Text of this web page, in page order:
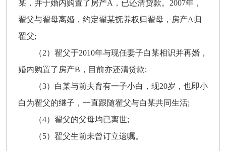
某，并于婚内购置了房产A，已还清贷款。2007年，
翟父与翟母离婚，约定翟某抚养权归翟母，房产A归
翟父;
（2）翟父于2010年与现任妻子白某相识并再婚，
婚内购置了房产B，目前亦还清贷款;
（3）白某与前夫育有一子小白，现20岁，也即小
白为翟父的继子，一直跟随翟父与白某共同生活;
（4）翟父的父母均已离世;
（5）翟父生前未曾订立遗嘱。